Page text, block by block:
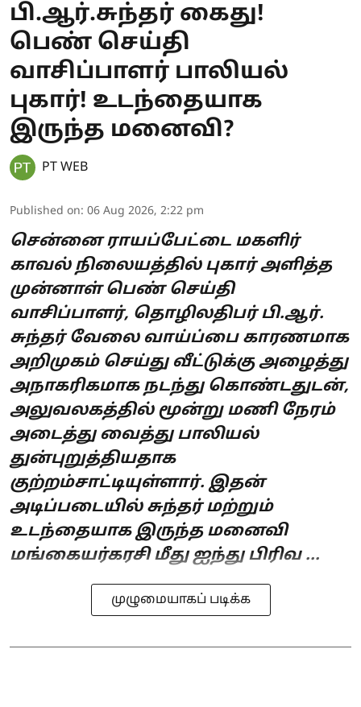
பி.ஆர்.சுந்தர் கைது!
பெண் செய்தி
வாசிப்பாளர் பாலியல்
புகார்! உடந்தையாக
இருந்த மனைவி?
PT WEB
Published on: 06 Aug 2026, 2:22 pm
சென்னை ராயப்பேட்டை மகளிர்
காவல் நிலையத்தில் புகார் அளித்த
முன்னாள் பெண் செய்தி
வாசிப்பாளர், தொழிலதிபர் பி.ஆர்.
சுந்தர் வேலை வாய்ப்பை காரணமாக
அறிமுகம் செய்து வீட்டுக்கு அழைத்து
அநாகரிகமாக நடந்து கொண்டதுடன்,
அலுவலகத்தில் மூன்று மணி நேரம்
அடைத்து வைத்து பாலியல்
துன்புறுத்தியதாக
குற்றம்சாட்டியுள்ளார். இதன்
அடிப்படையில் சுந்தர் மற்றும்
உடந்தையாக இருந்த மனைவி
மங்கையர்கரசி மீது ஐந்து பிரிவ ...
முழுமையாகப் படிக்க